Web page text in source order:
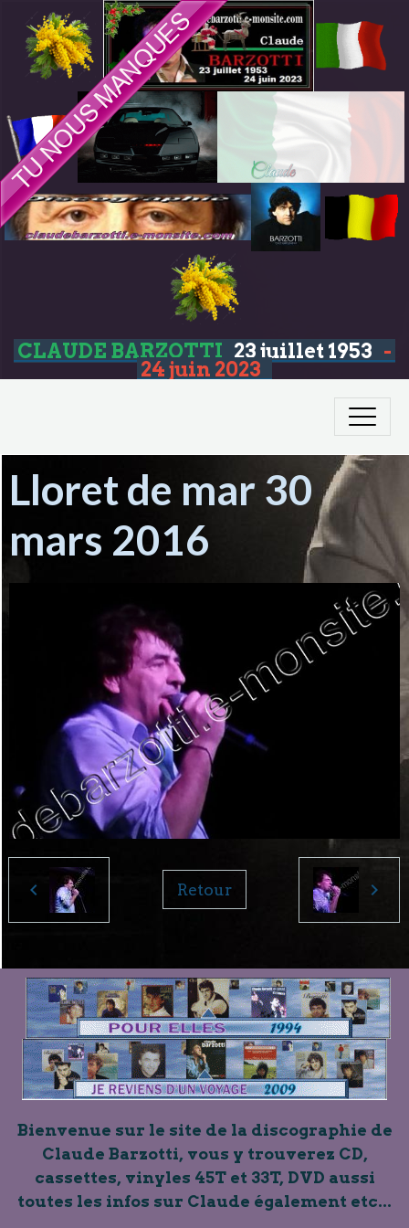
CLAUDE BARZOTTI 23 juillet 1953 -
24 juin 2023
Lloret de mar 30
mars 2016
Retour
Bienvenue sur le site de la discographie de
Claude Barzotti, vous y trouverez CD,
cassettes, vinyles 45T et 33T, DVD aussi
toutes les infos sur Claude également etc...